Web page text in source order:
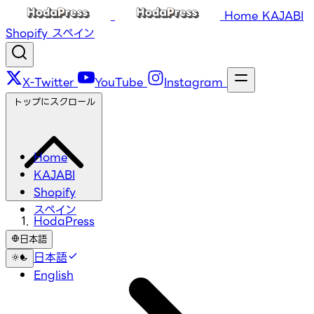
Home KAJABI
Shopify スペイン
X-Twitter YouTube Instagram
Home
KAJABI
Shopify
スペイン
日本語
日本語
English
トップにスクロール
HodaPress